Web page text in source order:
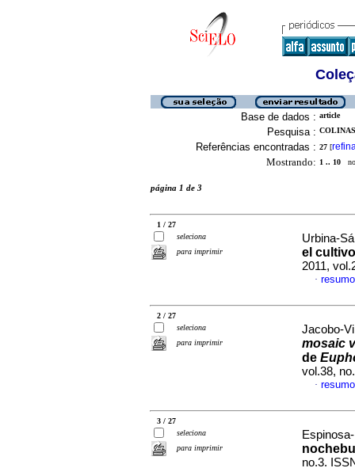
Base de dados : article
Pesquisa :
Referências encontradas : 27 [
Mostrando: 1 .. 10
página 1 de 3
1 / 27
seleciona
para imprimir
Urbina-
el
2011,
·
2 / 27
seleciona
para imprimir
Jacobo-
mosaic
de
vol.38,
·
3 / 27
seleciona
para imprimir
no.3.